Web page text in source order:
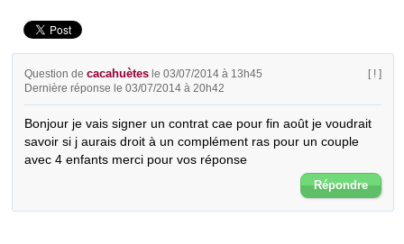
Question decacahuètes le 03/07/2014 à 13h45
Dernière réponse le 03/07/2014 à 20h42
[ ! ]
Bonjour je vais signer un contrat cae pour fin août je voudrait
savoir si j aurais droit à un complément ras pour un couple
avec 4 enfants merci pour vos réponse
Répondre